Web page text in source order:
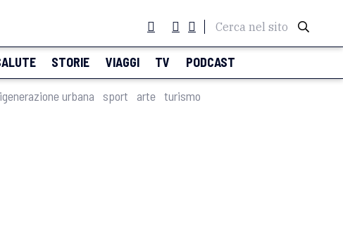
Cerca nel sito
STORIE VIAGGI TV PODCAST
urbana sport arte turismo